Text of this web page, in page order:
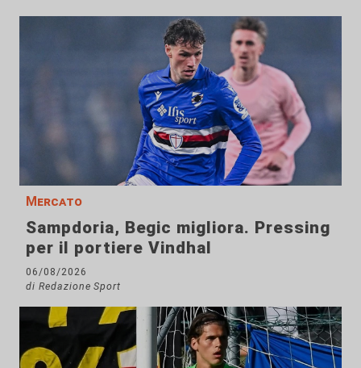
Mercato
Sampdoria, Begic migliora. Pressing
per il portiere Vindhal
06/08/2026
di Redazione Sport